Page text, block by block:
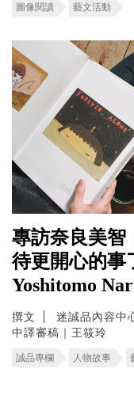
圖像閱讀 藝文活動
專訪奈良美智
待更開心的事
Yoshitomo
撰文
迷誠品內容中
中譯審稿｜王筱玲
誠品專欄 人物故事